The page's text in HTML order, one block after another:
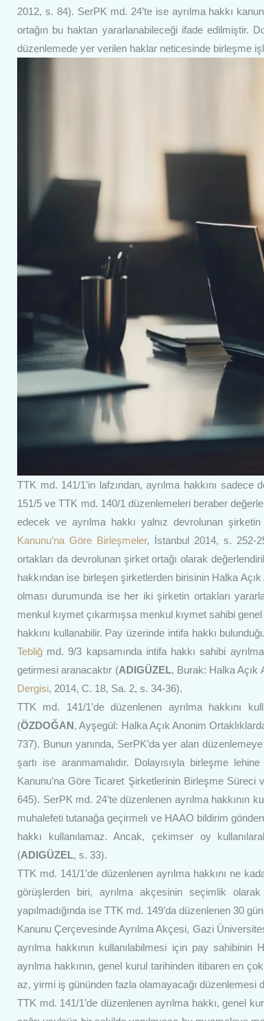
2012, s. 84). SerPK md. 24’te ise ayrılma hakkı
ortağın bu haktan yararlanabileceği ifade edilmiştir.
düzenlemede yer verilen haklar neticesinde birleşme
TTK md. 141/1’in lafzından, ayrılma hakkını
151/5 ve TTK md. 140/1 düzenlemeleri beraber
edecek ve ayrılma hakkı yalnız devrolunan
Kanunu’na Göre Birleşmeler, İstanbul 2014, s. 252-
ortakları da devrolunan şirket ortağı olarak
hakkından ise birleşen şirketlerden birisinin Halka
olması durumunda ise her iki şirketin ortakları
menkul kıymet çıkarmışsa menkul kıymet sahibi
hakkını kullanabilir. Pay üzerinde intifa hakkı
Tebliğ md. 9/3 kapsamında intifa hakkı sahibi
getirmesi aranacaktır (ADIGÜZEL, Burak: Halka Açık
Dergisi, 2014, C. 18, Sa. 2, s. 34-36).
TTK md. 141/1’de düzenlenen ayrılma hakkını
(ÖZDOĞAN, Ayşegül: Halka Açık Anonim
737). Bunun yanında, SerPK’da yer alan
şartı ise aranmamalıdır. Dolayısıyla birleşme
Kanunu’na Göre Ticaret Şirketlerinin Birleşme
645). SerPK md. 24’te düzenlenen ayrılma hakkının
muhalefeti tutanağa geçirmeli ve HAAO bildirim
hakkı kullanılamaz. Ancak, çekimser oy
(ADIGÜZEL, s. 33).
TTK md. 141/1’de düzenlenen ayrılma hakkını ne
görüşlerden biri, ayrılma akçesinin seçimlik
yapılmadığında ise TTK md. 149’da düzenlenen 30
Kanunu Çerçevesinde Ayrılma Akçesi, Gazi
ayrılma hakkının kullanılabilmesi için pay
ayrılma hakkının, genel kurul tarihinden itibaren en
az, yirmi iş gününden fazla olamayacağı düzenlemesi
TTK md. 141/1’de düzenlenen ayrılma hakkı, genel